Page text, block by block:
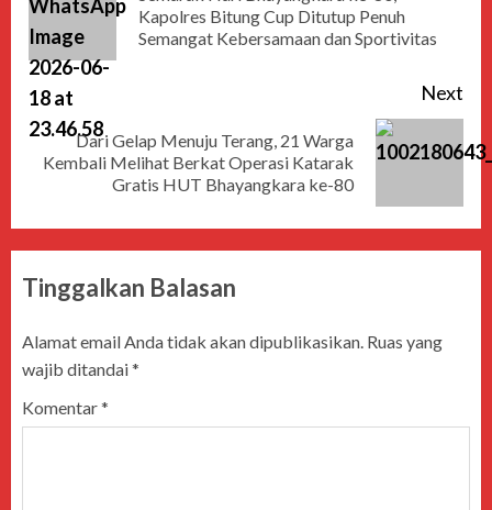
Kapolres Bitung Cup Ditutup Penuh
Semangat Kebersamaan dan Sportivitas
Next
Dari Gelap Menuju Terang, 21 Warga
Kembali Melihat Berkat Operasi Katarak
Gratis HUT Bhayangkara ke-80
Tinggalkan Balasan
Alamat email Anda tidak akan dipublikasikan. Ruas yang
wajib ditandai*
Komentar*